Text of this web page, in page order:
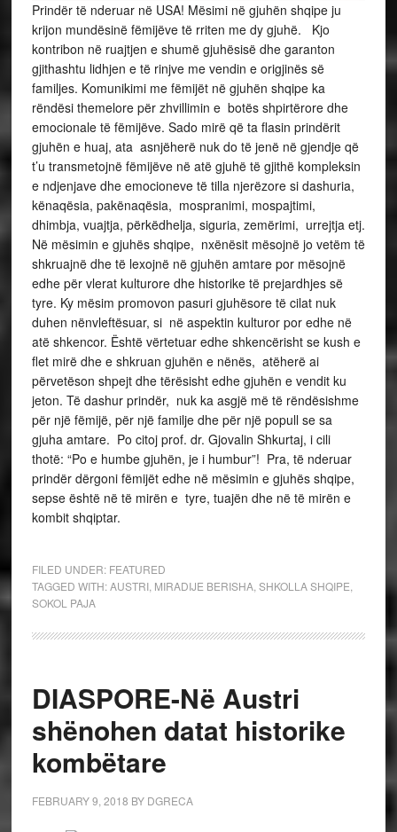
Prindër të nderuar në USA! Mësimi në gjuhën shqipe ju
krijon mundësinë fëmijëve të rriten me dy gjuhë. Kjo
kontribon në ruajtjen e shumë gjuhësisë dhe garanton
gjithashtu lidhjen e të rinjve me vendin e origjinës së
familjes. Komunikimi me fëmijët në gjuhën shqipe ka
rëndësi themelore për zhvillimin e botës shpirtërore dhe
emocionale të fëmijëve. Sado mirë që ta flasin prindërit
gjuhën e huaj, ata asnjëherë nuk do të jenë në gjendje që
t’u transmetojnë fëmijëve në atë gjuhë të gjithë kompleksin
e ndjenjave dhe emocioneve të tilla njerëzore si dashuria,
kënaqësia, pakënaqësia, mospranimi, mospajtimi,
dhimbja, vuajtja, përkëdhelja, siguria, zemërimi, urrejtja etj.
Në mësimin e gjuhës shqipe, nxënësit mësojnë jo vetëm të
shkruajnë dhe të lexojnë në gjuhën amtare por mësojnë
edhe për vlerat kulturore dhe historike të prejardhjes së
tyre. Ky mësim promovon pasuri gjuhësore të cilat nuk
duhen nënvleftësuar, si në aspektin kulturor por edhe në
atë shkencor. Është vërtetuar edhe shkencërisht se kush e
flet mirë dhe e shkruan gjuhën e nënës, atëherë ai
përvetëson shpejt dhe tërësisht edhe gjuhën e vendit ku
jeton. Të dashur prindër, nuk ka asgjë më të rëndësishme
për një fëmijë, për një familje dhe për një popull se sa
gjuha amtare. Po citoj prof. dr. Gjovalin Shkurtaj, i cili
thotë: “Po e humbe gjuhën, je i humbur”! Pra, të nderuar
prindër dërgoni fëmijët edhe në mësimin e gjuhës shqipe,
sepse është në të mirën e tyre, tuajën dhe në të mirën e
kombit shqiptar.
FILED UNDER: FEATURED
TAGGED WITH:AUSTRI, MIRADIJE BERISHA, SHKOLLA SHQIPE
SOKOL PAJA
DIASPORE-Në Austri
shënohen datat historike
kombëtare
FEBRUARY 9, 2018 BY DGRECA